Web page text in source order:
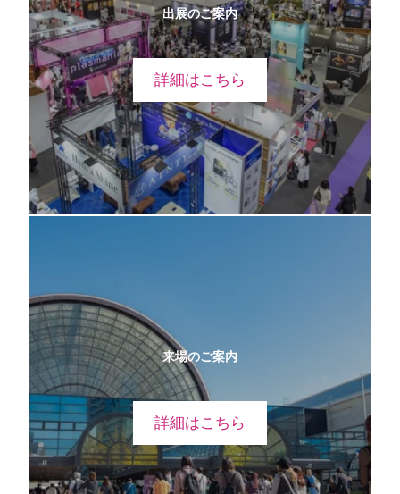
出展のご案内
詳細はこちら
来場のご案内
詳細はこちら